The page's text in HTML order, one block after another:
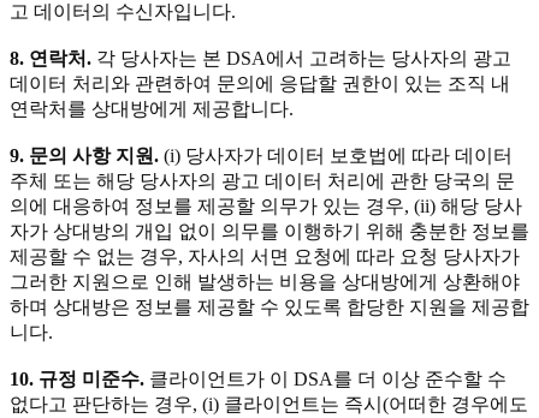
고 데이터의 수신자입니다.
8. 연락처. 각 당사자는 본 DSA에서 고려하는 당사자의 광고
데이터 처리와 관련하여 문의에 응답할 권한이 있는 조직 내
연락처를 상대방에게 제공합니다.
9. 문의 사항 지원. (i) 당사자가 데이터 보호법에 따라 데이터
주체 또는 해당 당사자의 광고 데이터 처리에 관한 당국의 문
의에 대응하여 정보를 제공할 의무가 있는 경우, (ii) 해당 당사
자가 상대방의 개입 없이 의무를 이행하기 위해 충분한 정보를
제공할 수 없는 경우, 자사의 서면 요청에 따라 요청 당사자가
그러한 지원으로 인해 발생하는 비용을 상대방에게 상환해야
하며 상대방은 정보를 제공할 수 있도록 합당한 지원을 제공합
니다.
10. 규정 미준수. 클라이언트가 이 DSA를 더 이상 준수할 수
없다고 판단하는 경우, (i) 클라이언트는 즉시(어떠한 경우에도